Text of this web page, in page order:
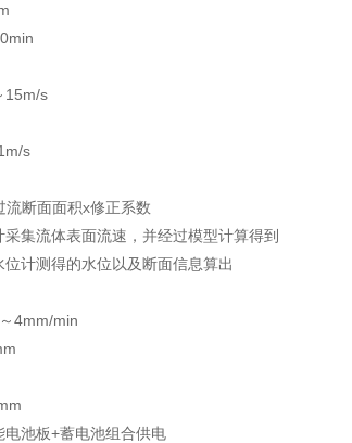
s
s
断面面积x修正系数
流体表面流速，并经过模型计算得到
计测得的水位以及断面信息算出
4mm/min
池板+蓄电池组合供电